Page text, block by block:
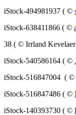
iStock-494981937 ( ©
iStock-638411866 ( ©
38 ( © Irrland
iStock-540586164 ( ©
iStock-516847004 ( ©
iStock-516847486 ( ©
iStock-140393730 ( ©